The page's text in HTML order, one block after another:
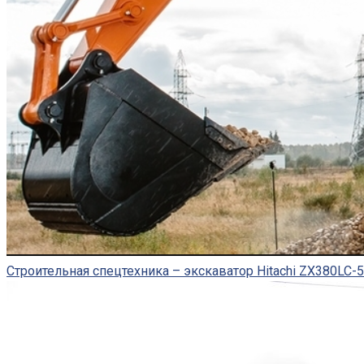
Строительная спецтехника – экскаватор Hitachi ZX380LC-